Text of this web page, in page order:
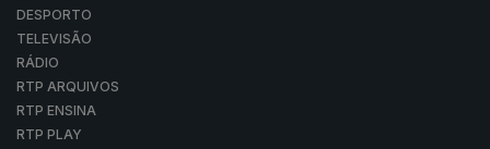
DESPORTO
TELEVISÃO
RÁDIO
RTP ARQUIVOS
RTP ENSINA
RTP PLAY